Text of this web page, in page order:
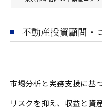
不動産投資顧問・
市場分析と実務支援に基
リスクを抑え、収益と資